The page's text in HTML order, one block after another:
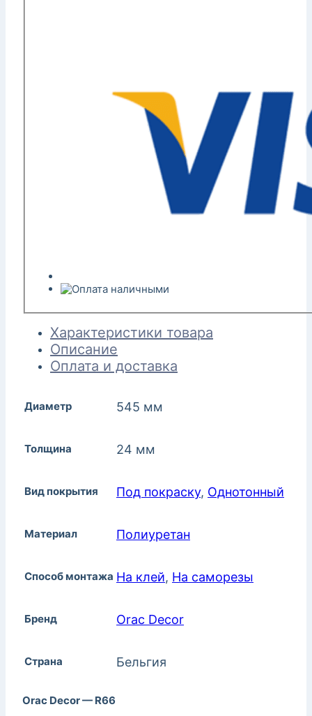
Характеристики товара
Описание
Оплата и доставка
Диаметр 545 мм
Толщина 24 мм
Вид покрытия Под покраску, Однотонный
Материал Полиуретан
Способ монтажа На клей, На саморезы
Бренд Orac Decor
Страна Бельгия
Orac Decor — R66